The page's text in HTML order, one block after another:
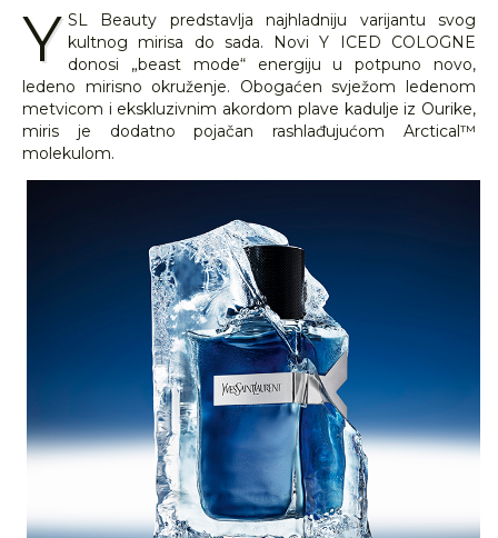
Y SL Beauty predstavlja najhladniju varijantu svog
kultnog mirisa do sada. Novi Y ICED COLOGNE
donosi „beast mode“ energiju u potpuno novo,
ledeno mirisno okruženje. Obogaćen svježom ledenom
metvicom i ekskluzivnim akordom plave kadulje iz Ourike,
miris je dodatno pojačan rashlađujućom Arctical™
molekulom.